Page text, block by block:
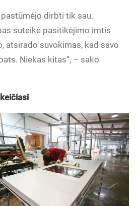
dirbti tik sau.
suteikė pasitikėjimo imtis
atsirado suvokimas, kad savo
Niekas kitas“, – sako